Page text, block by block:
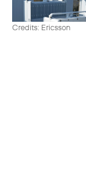
Credits: Ericsson